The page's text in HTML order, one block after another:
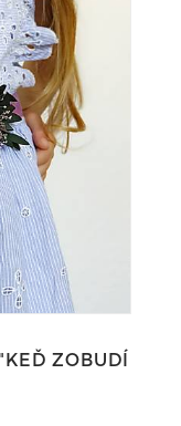
ZOBUDÍ